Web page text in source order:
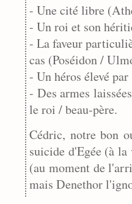
- Une cité libre
- Un roi et son
- La faveur
cas (Poséidon /
- Un héros élevé
- Des armes
le roi / beau-père.
Cédric, notre bon
suicide d'Egée (à
(au moment de
mais Denethor